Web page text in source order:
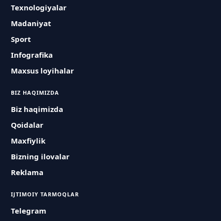
Texnologiyalar
Madaniyat
Sport
Infografika
Maxsus loyihalar
BIZ HAQIMIZDA
Biz haqimizda
Qoidalar
Maxfiylik
Bizning ilovalar
Reklama
IJTIMOIY TARMOQLAR
Telegram